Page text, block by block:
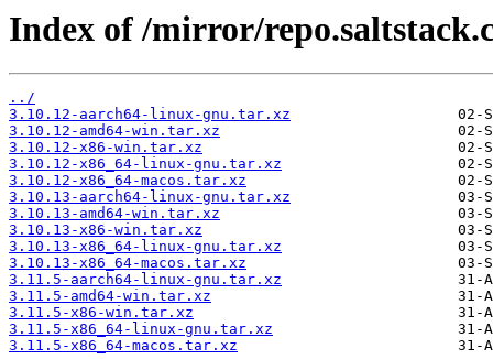
Index of /mirror/
../
3.10.12-aarch64-linux-gnu.tar.xz
3.10.12-amd64-win.tar.xz
3.10.12-x86-win.tar.xz
3.10.12-x86_64-linux-gnu.tar.xz
3.10.12-x86_64-macos.tar.xz
3.10.13-aarch64-linux-gnu.tar.xz
3.10.13-amd64-win.tar.xz
3.10.13-x86-win.tar.xz
3.10.13-x86_64-linux-gnu.tar.xz
3.10.13-x86_64-macos.tar.xz
3.11.5-aarch64-linux-gnu.tar.xz
3.11.5-amd64-win.tar.xz
3.11.5-x86-win.tar.xz
3.11.5-x86_64-linux-gnu.tar.xz
3.11.5-x86_64-macos.tar.xz